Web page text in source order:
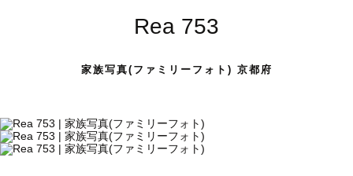
Rea 753
家族写真(ファミリーフォト) 京都府